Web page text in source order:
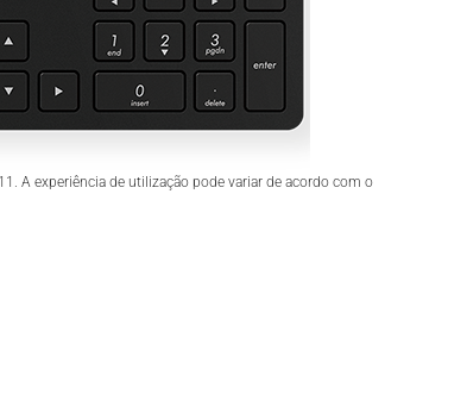
A experiência de utilização pode variar de acordo com o